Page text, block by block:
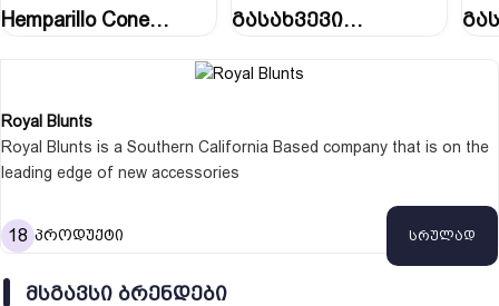
Hemparillo Cones
გასახვევი
Herbal…
Royal Blunts
Royal Blunts is a Southern California Based company that is on the
leading edge of new accessories
18 პროდუქტი სრულად
ᲛᲡᲒᲐᲕᲡᲘ ᲑᲠᲔᲜᲓᲔᲑᲘ